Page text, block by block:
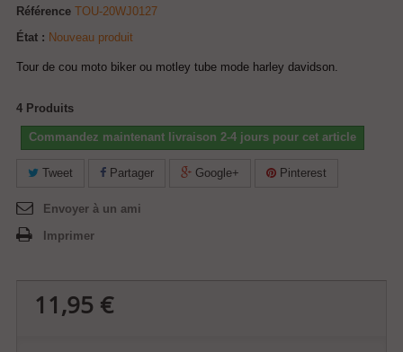
Référence TOU-20WJ0127
État : Nouveau produit
Tour de cou moto biker ou motley tube mode harley davidson.
4 Produits
Commandez maintenant livraison 2-4 jours pour cet article
Tweet Partager Google+ Pinterest
Envoyer à un ami
Imprimer
11,95 €